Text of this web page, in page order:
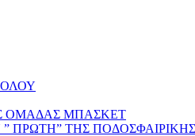
ΟΜΑΔΑΣ ΜΠΑΣΚΕΤ
ΠΡΩΤΗ” ΤΗΣ